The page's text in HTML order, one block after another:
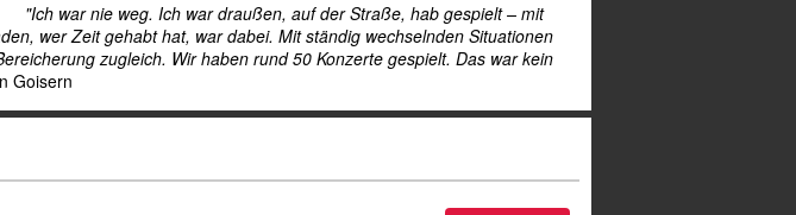
"Ich war nie weg. Ich war draußen, auf der Straße, hab gespielt – mit
wer Zeit gehabt hat, war dabei. Mit ständig wechselnden Situationen
zugleich. Wir haben rund 50 Konzerte gespielt. Das war kein
Goisern